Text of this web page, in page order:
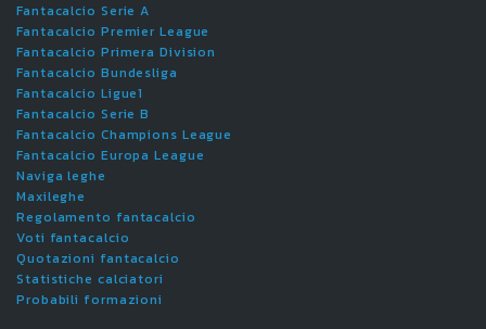
Fantacalcio Serie A
Fantacalcio Premier League
Fantacalcio Primera Division
Fantacalcio Bundesliga
Fantacalcio Ligue1
Fantacalcio Serie B
Fantacalcio Champions League
Fantacalcio Europa League
Naviga leghe
Maxileghe
Regolamento fantacalcio
Voti fantacalcio
Quotazioni fantacalcio
Statistiche calciatori
Probabili formazioni